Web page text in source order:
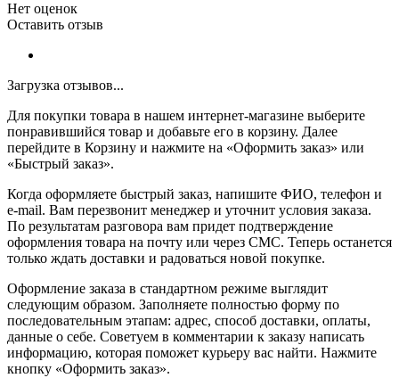
Нет оценок
Оставить отзыв
Загрузка отзывов...
Для покупки товара в нашем интернет-магазине выберите
понравившийся товар и добавьте его в корзину. Далее
перейдите в Корзину и нажмите на «Оформить заказ» или
«Быстрый заказ».
Когда оформляете быстрый заказ, напишите ФИО, телефон и
e-mail. Вам перезвонит менеджер и уточнит условия заказа.
По результатам разговора вам придет подтверждение
оформления товара на почту или через СМС. Теперь останется
только ждать доставки и радоваться новой покупке.
Оформление заказа в стандартном режиме выглядит
следующим образом. Заполняете полностью форму по
последовательным этапам: адрес, способ доставки, оплаты,
данные о себе. Советуем в комментарии к заказу написать
информацию, которая поможет курьеру вас найти. Нажмите
кнопку «Оформить заказ».